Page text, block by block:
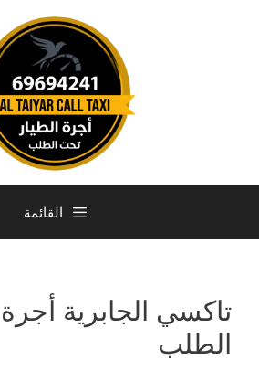
القائمة
تاكسي الجابرية
الطلب